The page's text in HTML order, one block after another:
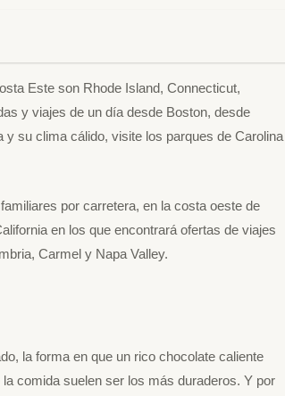
Este son Rhode Island, Connecticut,
y viajes de un día desde Boston, desde
su clima cálido, visite los parques de Carolina
por carretera, en la costa oeste de
en los que encontrará ofertas de viajes
Carmel y Napa Valley.
la forma en que un rico chocolate caliente
comida suelen ser los más duraderos. Y por